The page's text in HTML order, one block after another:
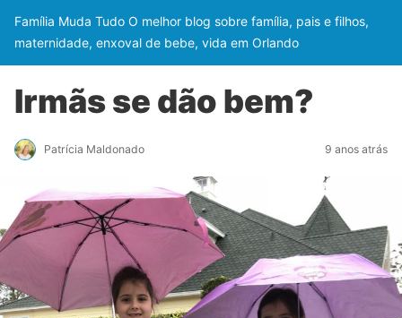
Família Muda Tudo O melhor blog sobre família, pais e filhos,
maternidade, enxoval de bebe, vida em Orlando
Irmãs se dão bem?
Patrícia Maldonado 9 anos atrás